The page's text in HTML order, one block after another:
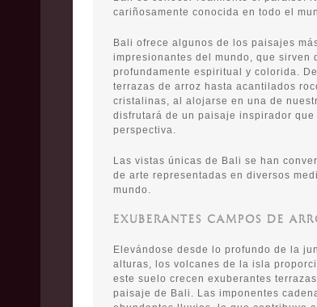
cariñosamente conocida en todo el
Bali ofrece algunos de los paisajes
impresionantes del mundo, que sirven
profundamente espiritual y colorida.
terrazas de arroz hasta acantilados
cristalinas, al alojarse en una de
disfrutará de un paisaje inspirador
perspectiva.
Las vistas únicas de Bali se han
de arte representadas en diversos
mundo.
EXUBERANTES CAMPOS DE
Elevándose desde lo profundo de la
alturas, los volcanes de la isla
este suelo crecen exuberantes
paisaje de Bali. Las imponentes